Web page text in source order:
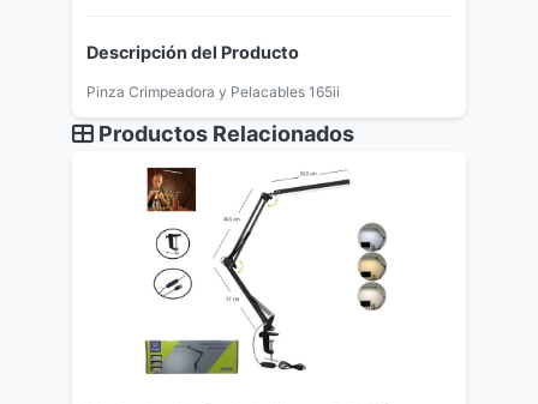
Descripción del Producto
Pinza Crimpeadora y Pelacables 165ii
Productos Relacionados